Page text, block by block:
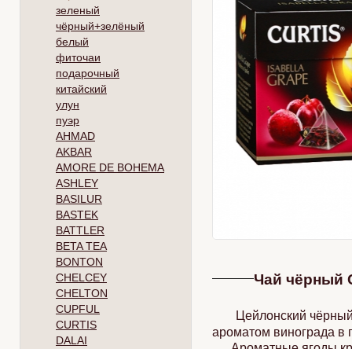
зеленый
чёрный+зелёный
белый
фиточаи
подарочный
китайский
улун
пуэр
AHMAD
AKBAR
AMORE DE BOHEMA
ASHLEY
BASILUR
BASTEK
BATTLER
BETA TEA
BONTON
CHELCEY
CHELTON
CUPFUL
CURTIS
DALAI
Чай чёрный
Цейлонский
ароматом винограда в